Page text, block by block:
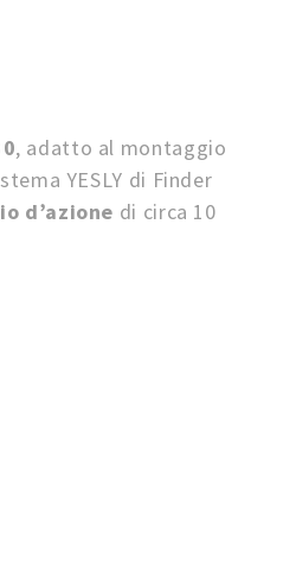
, adatto al montaggio
YESLY di Finder
d’azione di circa 10